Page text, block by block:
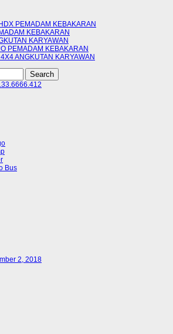
PEMADAM KEBAKARAN
KEBAKARAN
KARYAWAN
PEMADAM KEBAKARAN
ANGKUTAN KARYAWAN
Bus
2, 2018